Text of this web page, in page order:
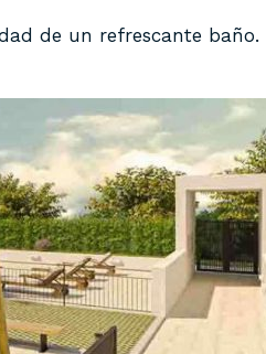
de un refrescante